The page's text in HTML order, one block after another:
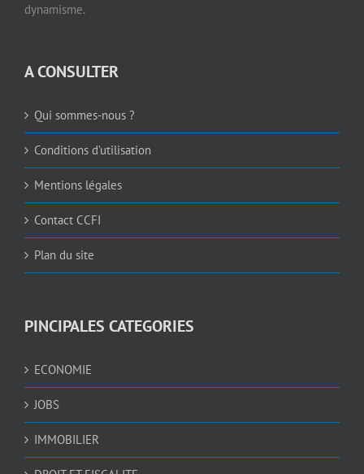
dynamisme.
A CONSULTER
Qui sommes-nous ?
Conditions d’utilisation
Mentions légales
Contact CCFI
Plan du site
PINCIPALES CATEGORIES
ECONOMIE
JOBS
IMMOBILIER